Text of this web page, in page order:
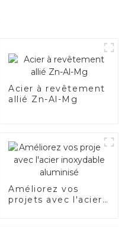
Acier à revêtement
allié Zn-Al-Mg
Améliorez vos
projets avec l'acier